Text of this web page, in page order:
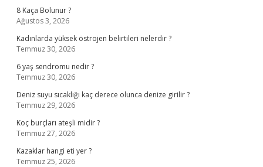
8 Kaça Bolunur ?
Ağustos 3, 2026
Kadınlarda yüksek östrojen belirtileri nelerdir ?
Temmuz 30, 2026
6 yaş sendromu nedir ?
Temmuz 30, 2026
Deniz suyu sıcaklığı kaç derece olunca denize girilir ?
Temmuz 29, 2026
Koç burçları ateşli midir ?
Temmuz 27, 2026
Kazaklar hangi eti yer ?
Temmuz 25, 2026